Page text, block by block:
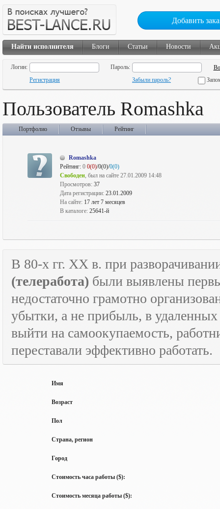
Добавить
Найти исполнителя Блоги Статьи Новости
Логин:
Пароль:
Регистрация
Забыли пароль?
Пользователь Romashka
Портфолио Отзывы Рейтинг
Romashka
Рейтинг: 0 0(0)/0(0)/0(0)
Свободен, был на сайте 27.01.2009 14:48
Просмотров: 37
Дата регистрации: 23.01.2009
На сайте: 17 лет 7 месяцев
В каталоге: 25641-й
В 80-х гг. XX в. при
(телеработа) были выявлены
недостаточно грамотно
убытки, а не прибыль, в удаленных
выйти на самоокупаемость,
переставали эффективно работать.
Имя
Возраст
Пол
Страна, регион
Город
Стоимость часа работы ($):
Стоимость месяца работы ($):